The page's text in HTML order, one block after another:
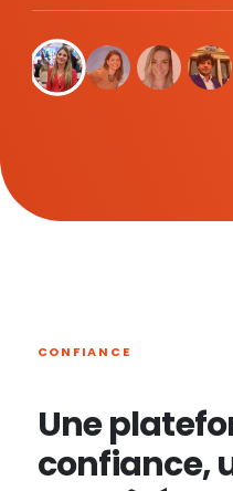
CONFIANCE
Une
confiance,